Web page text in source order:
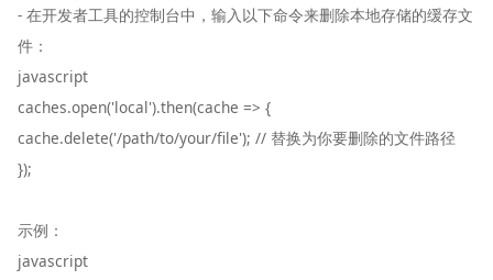
- 在开发者工具的控制台中，输入以下命令来删除本地存储的缓存文
件：
javascript
caches.open('local').then(cache => {
cache.delete('/path/to/your/file'); // 替换为你要删除的文件路径
});
示例：
javascript